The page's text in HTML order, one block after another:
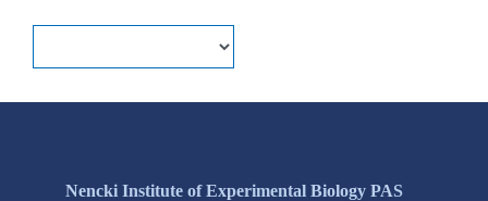
Nencki Institute of Experimental Biology PAS